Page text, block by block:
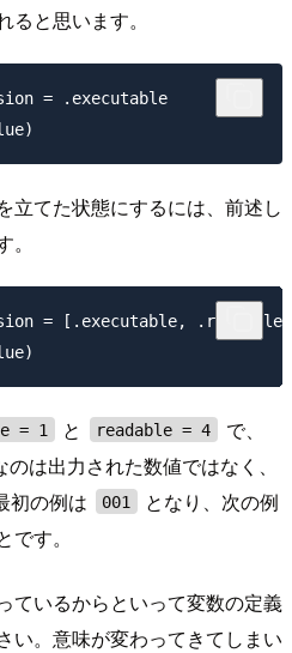
ると思います。
= .executable
立てた状態にするには、前述し
= [.executable, .readable]
= 1 と readable = 4 で、
は出力された数値ではなく、
初の例は
001
となり、次の例
す。
ているからといって変数の定義
い。意味が変わってきてしまい